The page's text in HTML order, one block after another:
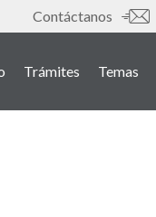
Tools
Contáctanos
Trámites Temas